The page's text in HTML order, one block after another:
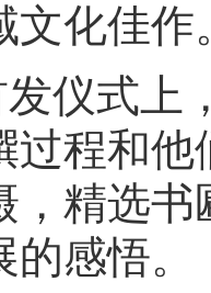
文化佳作
仪式上
过程和
，精选
感悟。